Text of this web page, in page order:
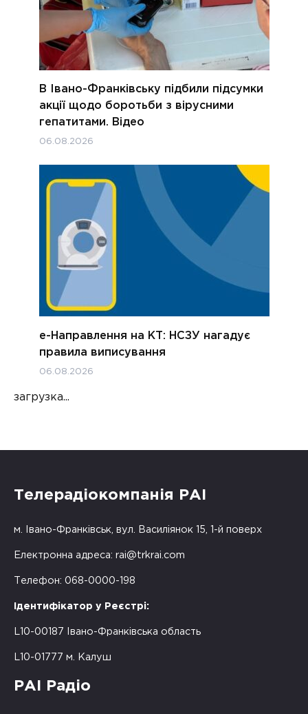
В Івано-Франківську підбили підсумки
акції щодо боротьби з вірусними
гепатитами. Відео
06.08.2026
е-Направлення на КТ: НСЗУ нагадує
правила виписування
06.08.2026
загрузка...
Телерадіокомпанія РАІ
м. Івано-Франківськ, вул. Василіянок 15, 1-й поверх
Електронна адреса: rai@trkrai.com
Телефон: 068-0000-198
Ідентифікатор у Реєстрі:
L10-00187 Івано-Франківська область
L10-01777 м. Калуш
РАІ Радіо